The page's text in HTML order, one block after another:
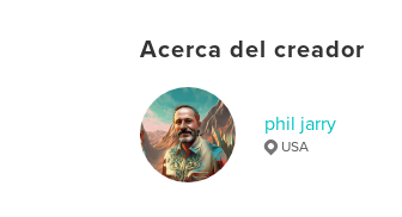
Acerca del creador
phil jarry
USA